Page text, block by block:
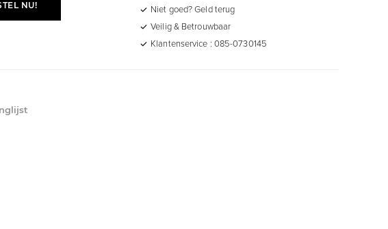
NU!
Niet goed? Geld terug
Veilig & Betrouwbaar
Klantenservice : 085-0730145